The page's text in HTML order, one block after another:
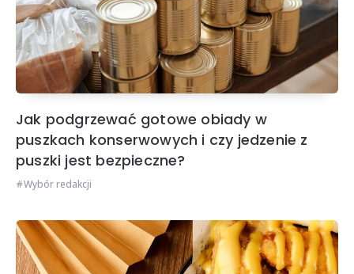
Jak podgrzewać gotowe obiady w
puszkach konserwowych i czy jedzenie z
puszki jest bezpieczne?
Wybór redakcji